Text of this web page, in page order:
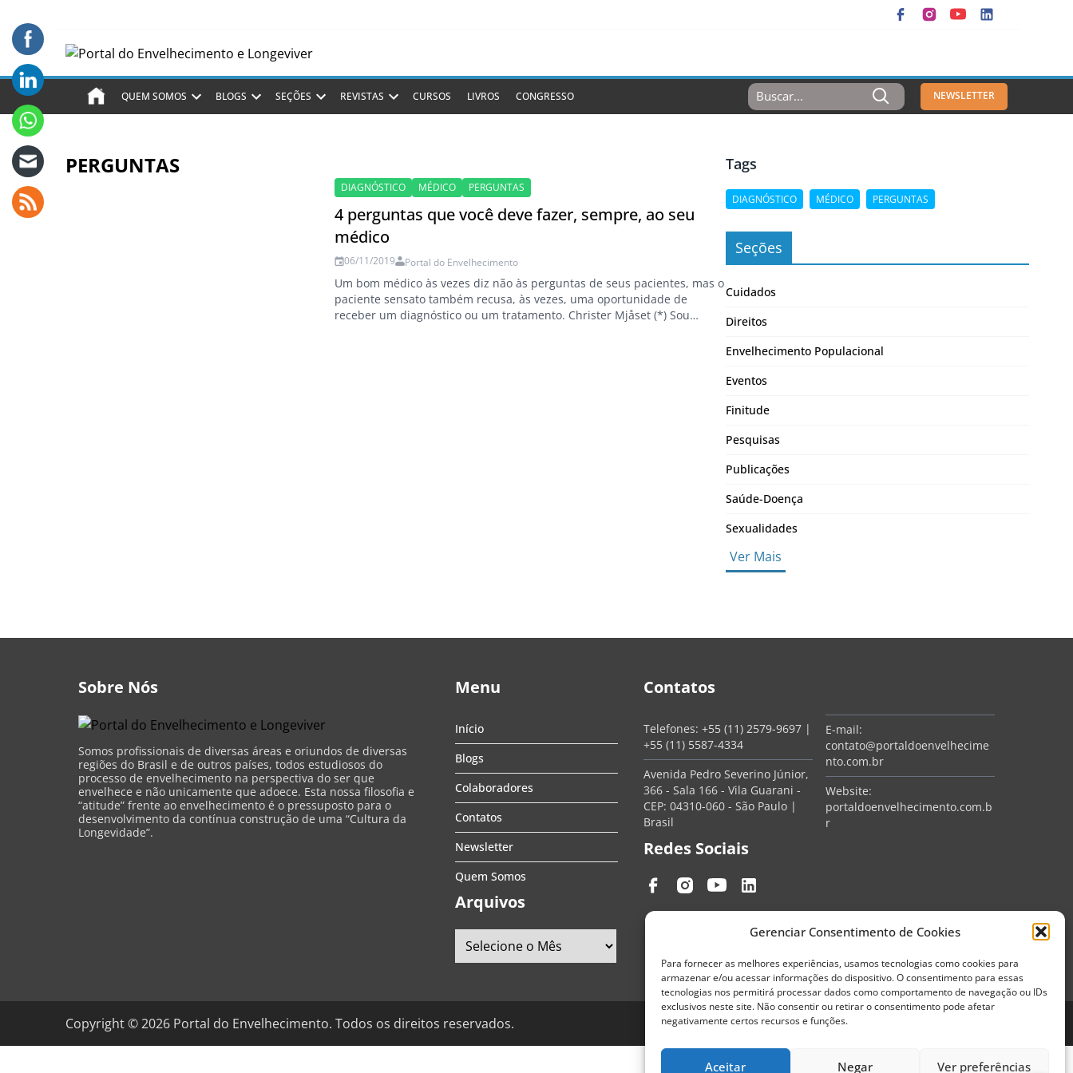
Gerenciar Consentimento de Cookies
Para fornecer as melhores experiências, usamos tecnologias como cookies para
armazenar e/ou acessar informações do dispositivo. O consentimento para essas
tecnologias nos permitirá processar dados como comportamento de navegação ou IDs
exclusivos neste site. Não consentir ou retirar o consentimento pode afetar
negativamente certos recursos e funções.
Aceitar Negar Ver preferências
QUEM SOMOS BLOGS SEÇÕES REVISTAS CURSOS LIVROS CONGRESSO
Resultados
Para:
NEWSLETTER
PERGUNTAS
DIAGNÓSTICO MÉDICO PERGUNTAS
4 perguntas que você deve fazer, sempre, ao seu
médico
06/11/2019 Portal do Envelhecimento
Um bom médico às vezes diz não às perguntas de seus pacientes, mas o
paciente sensato também recusa, às vezes, uma oportunidade de
receber um diagnóstico ou um tratamento. Christer Mjåset (*) Sou
Tags
DIAGNÓSTICO MÉDICO PERGUNTAS
Seções
Cuidados
Direitos
Envelhecimento Populacional
Eventos
Finitude
Pesquisas
Publicações
Saúde-Doença
Sexualidades
Ver Mais
Sobre Nós
Somos profissionais de diversas áreas e oriundos de diversas
regiões do Brasil e de outros países, todos estudiosos do
processo de envelhecimento na perspectiva do ser que
envelhece e não unicamente que adoece. Esta nossa filosofia e
“atitude” frente ao envelhecimento é o pressuposto para o
desenvolvimento da contínua construção de uma “Cultura da
Longevidade”.
Menu
Início
Blogs
Colaboradores
Contatos
Newsletter
Quem Somos
Arquivos
Contatos
Telefones: +55 (11) 2579-9697|
+55 (11) 5587-4334
Avenida Pedro Severino Júnior,
366 - Sala 166 - Vila Guarani -
CEP: 04310-060 - São Paulo |
Brasil
E-mail:
contato@portaldoenvelhecime
nto.com.br
Website:
portaldoenvelhecimento.com.b
r
Redes Sociais
Copyright ©2026 Portal do Envelhecimento. Todos os direitos reservados. Termos de Uso